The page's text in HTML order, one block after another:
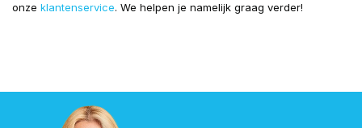
onze klantenservice. We helpen je namelijk graag verder!